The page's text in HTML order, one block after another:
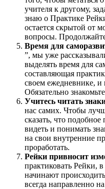
учителя к другому,
знаю о Практике
остается скрытой от
вопросы.
Время для
”, мы уже
выделять время для
составляющая
своем ежедневнике,
Обязательно
Учитесь читать
нас самих. Чтобы
сказать, что
видеть и понимать
на свои внутренние
проработать.
Рейки привносит
практиковать Рейки,
начинают
всегда направленно